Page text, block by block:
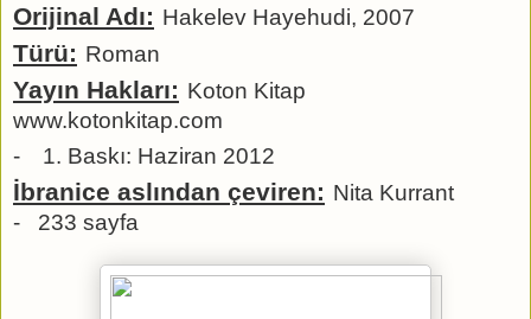
Orijinal Adı: Hakelev Hayehudi, 2007
Türü: Roman
Yayın Hakları: Koton Kitap
www.kotonkitap.com
-
1. Baskı: Haziran 2012
İbranice aslından çeviren: Nita Kurrant
- 233 sayfa